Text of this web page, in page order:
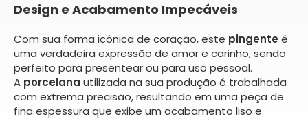
Design e Acabamento Impecáveis
Com sua forma icônica de coração, este pingente é
uma verdadeira expressão de amor e carinho, sendo
perfeito para presentear ou para uso pessoal.
A porcelana utilizada na sua produção é trabalhada
com extrema precisão, resultando em uma peça de
fina espessura que exibe um acabamento liso e